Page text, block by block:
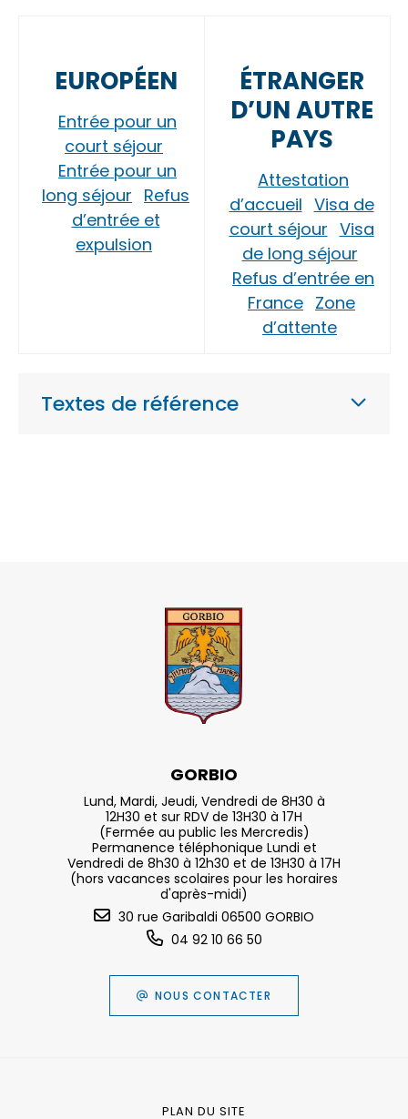
EUROPÉEN
Entrée pour un
court séjour
Entrée pour un
long séjour Refus
d’entrée et
expulsion
ÉTRANGER
D’UN AUTRE
PAYS
Attestation
d’accueil Visa de
court séjour Visa
de long séjour
Refus d’entrée en
France Zone
d’attente
Textes de référence
GORBIO
Lund, Mardi, Jeudi, Vendredi de 8H30 à
12H30 et sur RDV de 13H30 à 17H
(Fermée au public les Mercredis)
Permanence téléphonique Lundi et
Vendredi de 8h30 à 12h30 et de 13H30 à 17H
(hors vacances scolaires pour les horaires
d'après-midi)
30 rue Garibaldi 06500 GORBIO
04 92 10 66 50
NOUS CONTACTER
PLAN DU SITE